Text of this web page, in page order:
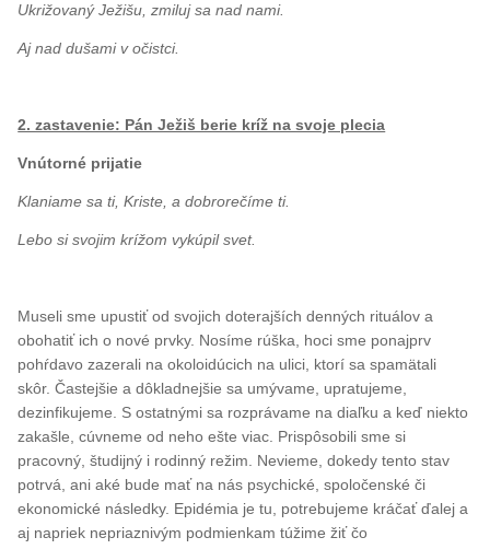
Ukrižovaný Ježišu, zmiluj sa nad nami.
Aj nad dušami v očistci.
2. zastavenie: Pán Ježiš berie kríž na svoje plecia
Vnútorné prijatie
Klaniame sa ti, Kriste, a dobrorečíme ti.
Lebo si svojim krížom vykúpil svet.
Museli sme upustiť od svojich doterajších denných rituálov a
obohatiť ich o nové prvky. Nosíme rúška, hoci sme ponajprv
pohŕdavo zazerali na okoloidúcich na ulici, ktorí sa spamätali
skôr. Častejšie a dôkladnejšie sa umývame, upratujeme,
dezinfikujeme. S ostatnými sa rozprávame na diaľku a keď niekto
zakašle, cúvneme od neho ešte viac. Prispôsobili sme si
pracovný, študijný i rodinný režim. Nevieme, dokedy tento stav
potrvá, ani aké bude mať na nás psychické, spoločenské či
ekonomické následky. Epidémia je tu, potrebujeme kráčať ďalej a
aj napriek nepriaznivým podmienkam túžime žiť čo